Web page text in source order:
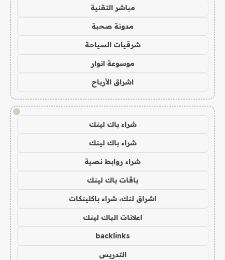
مباشر التقنية
مدونة صحبة
شرقيات السياحة
موسوعة انوار
اشراق الأرباح
!
شراء باك لينك
شراء باك لينك
شراء روابط نصية
باقات باك لينك
اشراق لنك، شراء باكلينكات
اعلانات الباك لينك
backlinks
التدريس